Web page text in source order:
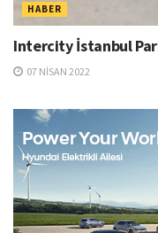
HABER
Intercity İstanbul
07 NISAN 2022